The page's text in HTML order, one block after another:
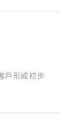
戶形成初步